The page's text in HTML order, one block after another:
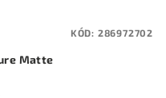
Matte
KÓD: 286972702